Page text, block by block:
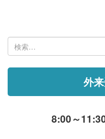
索:
外
8:00～